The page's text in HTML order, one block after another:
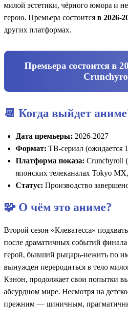
милой эстетики, чёрного юмора и
герою. Премьера состоится в 2026-
других платформах.
Премьера состоится в
📆 Когда выйдет
Дата премьеры: 2026-2027
Формат: ТВ-сериал (ожидается
Платформа показа: Crunchyroll
японских телеканалах Tokyo
Статус: Производство
🧩 О чём это аниме?
Второй сезон «Клеватесса»
после драматичных событий
герой, бывший рыцарь-нежить по
вынужден переродиться в тело
Кэнон, продолжает свои попытки
абсурдном мире. Несмотря на
прежним — циничным,